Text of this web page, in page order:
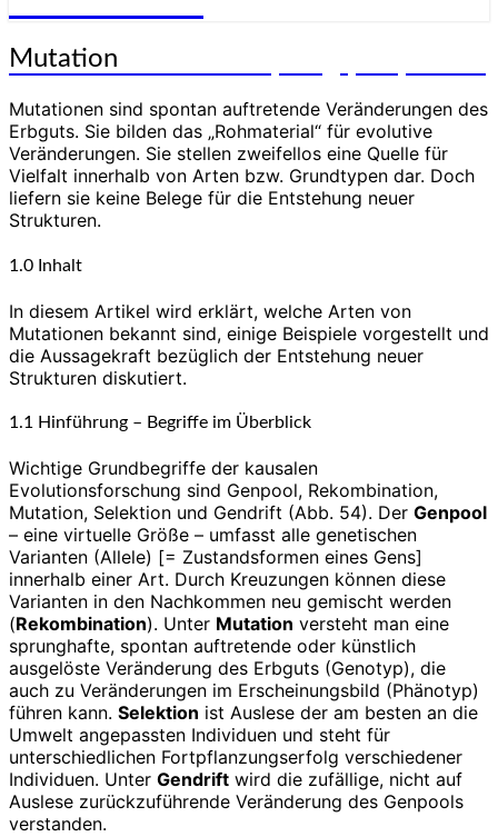
Wissenschaft aus Schöpfungsperspektive
Mutation
Mutation
Mutationen sind spontan auftretende Veränderungen des
Erbguts. Sie bilden das „Rohmaterial“ für evolutive
Veränderungen. Sie stellen zweifellos eine Quelle für
Vielfalt innerhalb von Arten bzw. Grundtypen dar. Doch
liefern sie keine Belege für die Entstehung neuer
Strukturen.
1.0 Inhalt
In diesem Artikel wird erklärt, welche Arten von
Mutationen bekannt sind, einige Beispiele vorgestellt und
die Aussagekraft bezüglich der Entstehung neuer
Strukturen diskutiert.
1.1 Hinführung – Begriffe im Überblick
Wichtige Grundbegriffe der kausalen
Evolutionsforschung sind Genpool, Rekombination,
Mutation, Selektion und Gendrift (Abb. 54). Der Genpool
– eine virtuelle Größe – umfasst alle genetischen
Varianten (Allele) [= Zustandsformen eines Gens]
innerhalb einer Art. Durch Kreuzungen können diese
Varianten in den Nachkommen neu gemischt werden
(Rekombination). Unter Mutation versteht man eine
sprunghafte, spontan auftretende oder künstlich
ausgelöste Veränderung des Erbguts (Genotyp), die
auch zu Veränderungen im Erscheinungsbild (Phänotyp)
führen kann. Selektion ist Auslese der am besten an die
Umwelt angepassten Individuen und steht für
unterschiedlichen Fortpflanzungserfolg verschiedener
Individuen. Unter Gendrift wird die zufällige, nicht auf
Auslese zurückzuführende Veränderung des Genpools
verstanden.